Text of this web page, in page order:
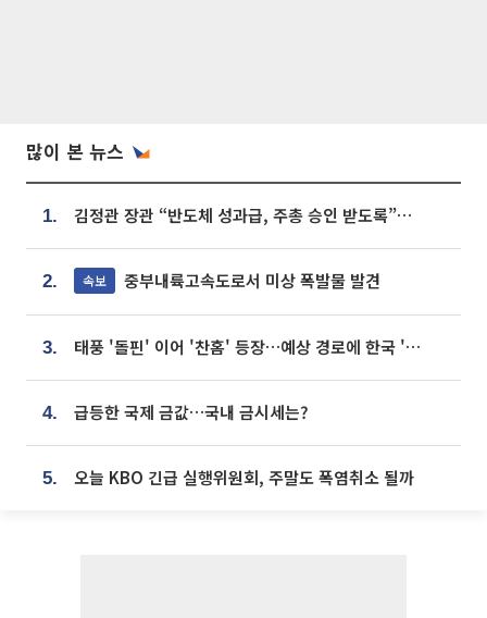
많이 본 뉴스
1. 김정관 장관 “반도체 성과급, 주총 승인 받도록”…상법·자본시장법 개정 시사
2. 속보 중부내륙고속도로서 미상 폭발물 발견
3. 태풍 '돌핀' 이어 '찬홈' 등장…예상 경로에 한국 '한숨'
4. 급등한 국제 금값…국내 금시세는?
5. 오늘 KBO 긴급 실행위원회, 주말도 폭염취소 될까